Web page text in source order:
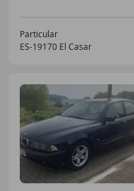
Particular
ES-19170 El Casar